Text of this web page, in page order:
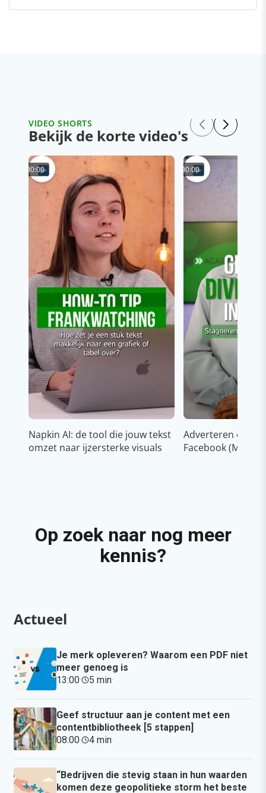
VIDEO SHORTS
Bekijk de korte video's
00:00
Napkin AI: de tool die jouw tekst
omzet naar ijzersterke visuals
00:00
Adverteren op
Facebook (Meta)
Op zoek naar nog meer
kennis?
Actueel
Je merk opleveren? Waarom een PDF niet
meer genoeg is
13:00· 5 min·
Geef structuur aan je content met een
contentbibliotheek [5 stappen]
08:00· 4 min·
“Bedrijven die stevig staan in hun waarden
komen deze geopolitieke storm het beste